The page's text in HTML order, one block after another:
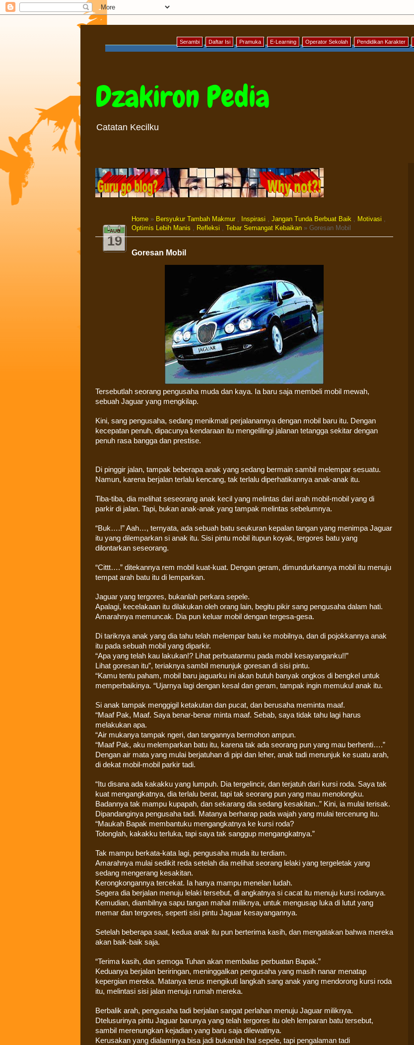
Serambi Daftar Isi Pramuka E-Learning Operator Sekolah Pendidikan Karakter
Dzakiron Pedia
Catatan Kecilku
AUG
19
Home » Bersyukur Tambah Makmur , Inspirasi , Jangan Tunda Berbuat Baik , Motivasi ,
Optimis Lebih Manis , Refleksi , Tebar Semangat Kebaikan » Goresan Mobil
Goresan Mobil
Tersebutlah seorang pengusaha muda dan kaya. Ia baru saja membeli mobil mewah,
sebuah Jaguar yang mengkilap.
Kini, sang pengusaha, sedang menikmati perjalanannya dengan mobil baru itu. Dengan
kecepatan penuh, dipacunya kendaraan itu mengelilingi jalanan tetangga sekitar dengan
penuh rasa bangga dan prestise.
Di pinggir jalan, tampak beberapa anak yang sedang bermain sambil melempar sesuatu.
Namun, karena berjalan terlalu kencang, tak terlalu diperhatikannya anak-anak itu.
Tiba-tiba, dia melihat seseorang anak kecil yang melintas dari arah mobil-mobil yang di
parkir di jalan. Tapi, bukan anak-anak yang tampak melintas sebelumnya.
“Buk….!” Aah…, ternyata, ada sebuah batu seukuran kepalan tangan yang menimpa Jaguar
itu yang dilemparkan si anak itu. Sisi pintu mobil itupun koyak, tergores batu yang
dilontarkan seseorang.
“Cittt….” ditekannya rem mobil kuat-kuat. Dengan geram, dimundurkannya mobil itu menuju
tempat arah batu itu di lemparkan.
Jaguar yang tergores, bukanlah perkara sepele.
Apalagi, kecelakaan itu dilakukan oleh orang lain, begitu pikir sang pengusaha dalam hati.
Amarahnya memuncak. Dia pun keluar mobil dengan tergesa-gesa.
Di tariknya anak yang dia tahu telah melempar batu ke mobilnya, dan di pojokkannya anak
itu pada sebuah mobil yang diparkir.
“Apa yang telah kau lakukan!? Lihat perbuatanmu pada mobil kesayanganku!!”
Lihat goresan itu”, teriaknya sambil menunjuk goresan di sisi pintu.
“Kamu tentu paham, mobil baru jaguarku ini akan butuh banyak ongkos di bengkel untuk
memperbaikinya. “Ujarnya lagi dengan kesal dan geram, tampak ingin memukul anak itu.
Si anak tampak menggigil ketakutan dan pucat, dan berusaha meminta maaf.
“Maaf Pak, Maaf. Saya benar-benar minta maaf. Sebab, saya tidak tahu lagi harus
melakukan apa.
“Air mukanya tampak ngeri, dan tangannya bermohon ampun.
“Maaf Pak, aku melemparkan batu itu, karena tak ada seorang pun yang mau berhenti….”
Dengan air mata yang mulai berjatuhan di pipi dan leher, anak tadi menunjuk ke suatu arah,
di dekat mobil-mobil parkir tadi.
“Itu disana ada kakakku yang lumpuh. Dia tergelincir, dan terjatuh dari kursi roda. Saya tak
kuat mengangkatnya, dia terlalu berat, tapi tak seorang pun yang mau menolongku.
Badannya tak mampu kupapah, dan sekarang dia sedang kesakitan..” Kini, ia mulai terisak.
Dipandanginya pengusaha tadi. Matanya berharap pada wajah yang mulai tercenung itu.
“Maukah Bapak membantuku mengangkatnya ke kursi roda?
Tolonglah, kakakku terluka, tapi saya tak sanggup mengangkatnya.”
Tak mampu berkata-kata lagi, pengusaha muda itu terdiam.
Amarahnya mulai sedikit reda setelah dia melihat seorang lelaki yang tergeletak yang
sedang mengerang kesakitan.
Kerongkongannya tercekat. Ia hanya mampu menelan ludah.
Segera dia berjalan menuju lelaki tersebut, di angkatnya si cacat itu menuju kursi rodanya.
Kemudian, diambilnya sapu tangan mahal miliknya, untuk mengusap luka di lutut yang
memar dan tergores, seperti sisi pintu Jaguar kesayangannya.
Setelah beberapa saat, kedua anak itu pun berterima kasih, dan mengatakan bahwa mereka
akan baik-baik saja.
“Terima kasih, dan semoga Tuhan akan membalas perbuatan Bapak.”
Keduanya berjalan beriringan, meninggalkan pengusaha yang masih nanar menatap
kepergian mereka. Matanya terus mengikuti langkah sang anak yang mendorong kursi roda
itu, melintasi sisi jalan menuju rumah mereka.
Berbalik arah, pengusaha tadi berjalan sangat perlahan menuju Jaguar miliknya.
Dtelusurinya pintu Jaguar barunya yang telah tergores itu oleh lemparan batu tersebut,
sambil merenungkan kejadian yang baru saja dilewatinya.
Kerusakan yang dialaminya bisa jadi bukanlah hal sepele, tapi pengalaman tadi